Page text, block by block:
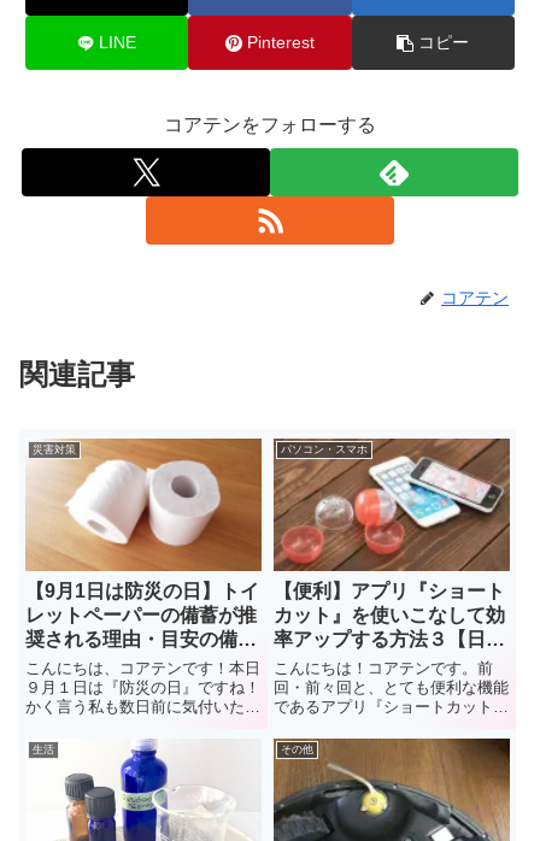
LINE Pinterest コピー
コアテンをフォローする
コアテン
関連記事
災害対策
【9月1日は防災の日】トイ
レットペーパーの備蓄が推
奨される理由・目安の備蓄
量とは？
こんにちは、コアテンです！本日
９月１日は『防災の日』ですね！
かく言う私も数日前に気付いたの
について考え、事前に備えるには
ピッタリな日ではないでしょう
か。大災害に直面すると様々な物
資が不足しがちですよね。買い
パソコン・スマホ
【便利】アプリ『ショート
カット』を使いこなして効
率アップする方法３【日常
系】
こんにちは！コアテンです。前
回・前々回と、とても便利な機能
であるアプリ『ショートカット』
カット「レシピ（動作の組み合わ
せ）」などについて紹介いたしま
した！第３回目となる今回は、私
が実際に使っている日常系のショ
ー...
生活 その他